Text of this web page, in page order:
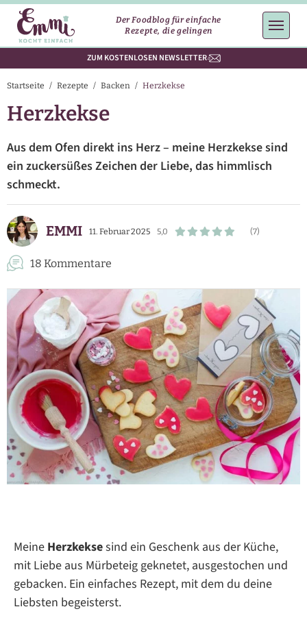
Der Foodblog für einfache
Rezepte, die gelingen
ZUM KOSTENLOSEN NEWSLETTER
Startseite / Rezepte / Backen / Herzkekse
Herzkekse
Aus dem Ofen direkt ins Herz – meine Herzkekse sind
ein zuckersüßes Zeichen der Liebe, das himmlisch
schmeckt.
EMMI 11. Februar 2025 5,0 (7)
18 Kommentare
Meine Herzkeksesind ein Geschenk aus der Küche,
mit Liebe aus Mürbeteig geknetet, ausgestochen und
gebacken. Ein einfaches Rezept, mit dem du deine
Liebsten begeisterst.